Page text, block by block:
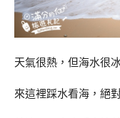
天氣很熱，但海水很
來這裡踩水看海，絕